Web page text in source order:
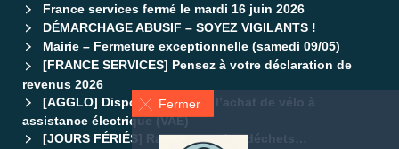
Fermer
France services fermé le mardi 16 juin 2026
DÉMARCHAGE ABUSIF – SOYEZ VIGILANTS !
Mairie – Fermeture exceptionnelle (samedi 09/05)
[FRANCE SERVICES] Pensez à votre déclaration de
revenus 2026
[AGGLO] Dispositif d’aide à l’achat de vélo à
assistance électrique (VAE)
[JOURS FÉRIÉS] Ramassage des déchets…